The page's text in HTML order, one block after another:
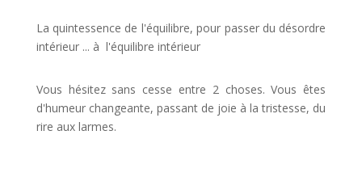
La quintessence de l'équilibre, pour passer du désordre
intérieur ... à l'équilibre intérieur
Vous hésitez sans cesse entre 2 choses. Vous êtes
d'humeur changeante, passant de joie à la tristesse, du
rire aux larmes.